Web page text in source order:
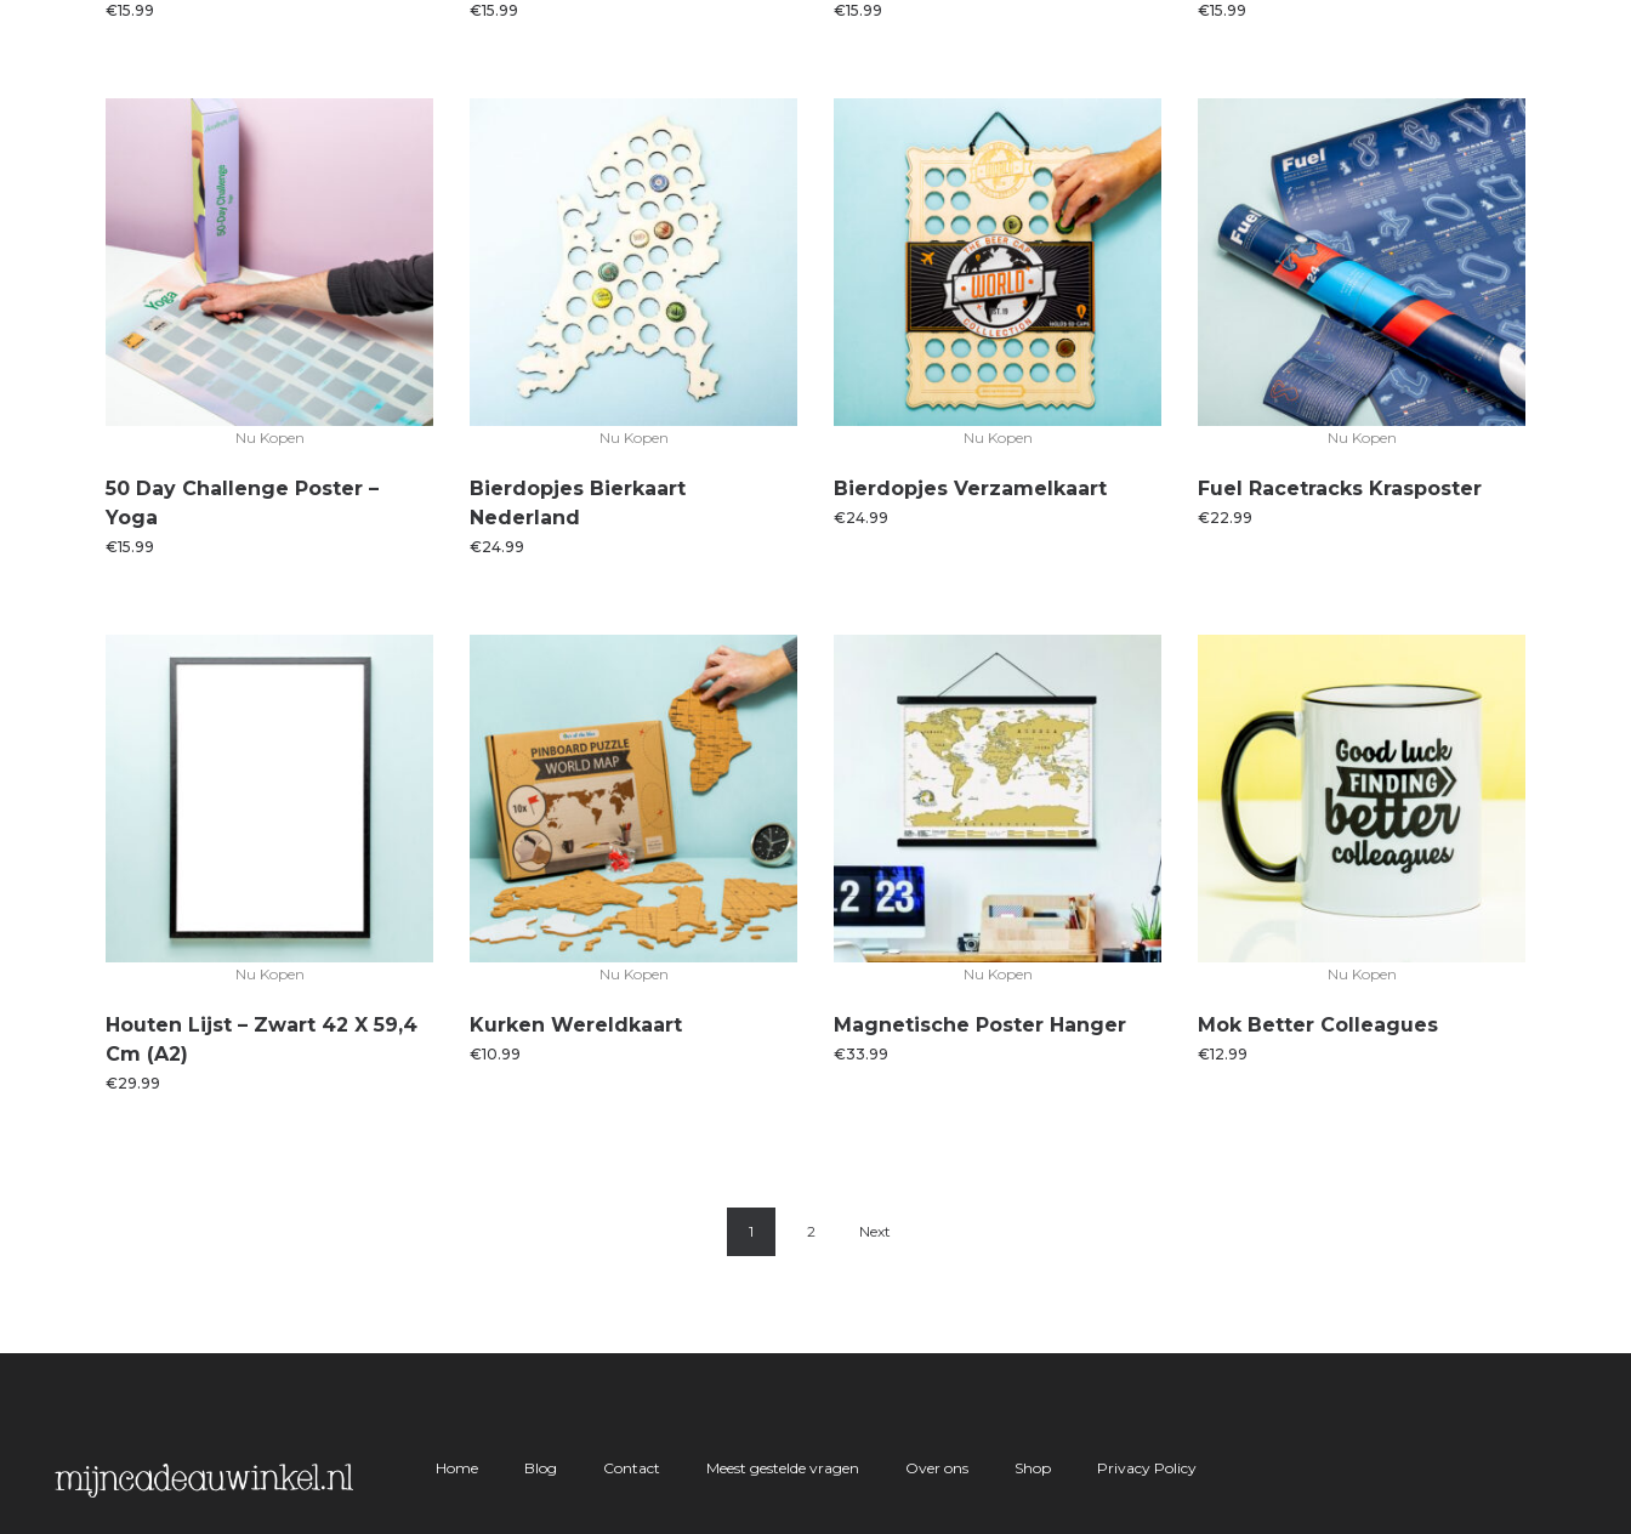
€15.99 €15.99 €15.99 €15.99
Nu Kopen
50 Day Challenge Poster –
Yoga
€15.99
Nu Kopen
Bierdopjes Bierkaart
Nederland
€24.99
Nu Kopen
Bierdopjes Verzamelkaart
€24.99
Nu Kopen
Fuel Racetracks Krasposter
€22.99
Nu Kopen
Houten Lijst – Zwart 42 X 59,4
Cm (A2)
€29.99
Nu Kopen
Kurken Wereldkaart
€10.99
Nu Kopen
Magnetische Poster Hanger
€33.99
Nu Kopen
Mok Better Colleagues
€12.99
1 2 Next
Home Blog Contact Meest gestelde vragen Over ons Shop Privacy Policy